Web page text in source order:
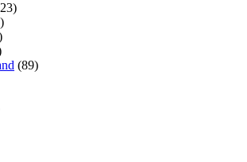
(89)